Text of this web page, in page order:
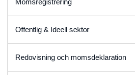
Momsregistrering
Offentlig & Ideell sektor
Redovisning och momsdeklaration